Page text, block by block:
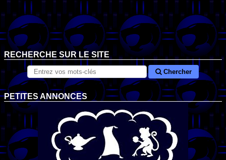
RECHERCHE SUR LE SITE
Chercher
PETITES ANNONCES